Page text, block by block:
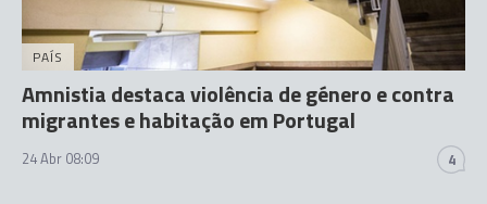
PAÍS
Amnistia destaca violência de género e contra
migrantes e habitação em Portugal
24 Abr 08:09 4